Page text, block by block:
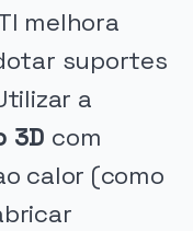
melhora
suportes
a
3D com
calor (como